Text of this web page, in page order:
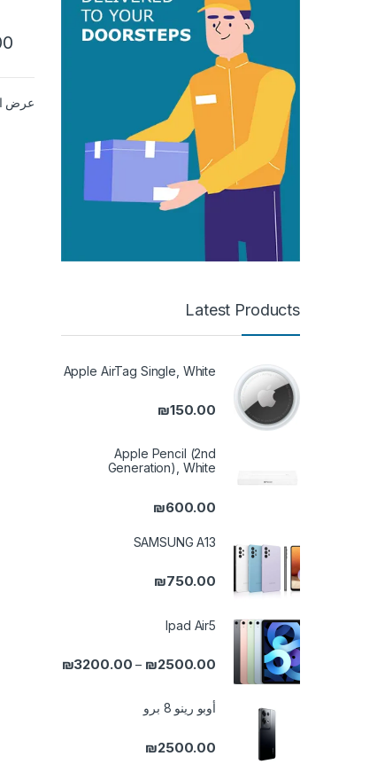
عرض
Latest Products
Apple AirTag Single, White
₪150.00
Apple Pencil (2nd
Generation), White
₪600.00
SAMSUNG A13
₪750.00
Ipad Air5
₪2500.00
–
₪3200.00
أوبو رينو 8 برو
₪2500.00